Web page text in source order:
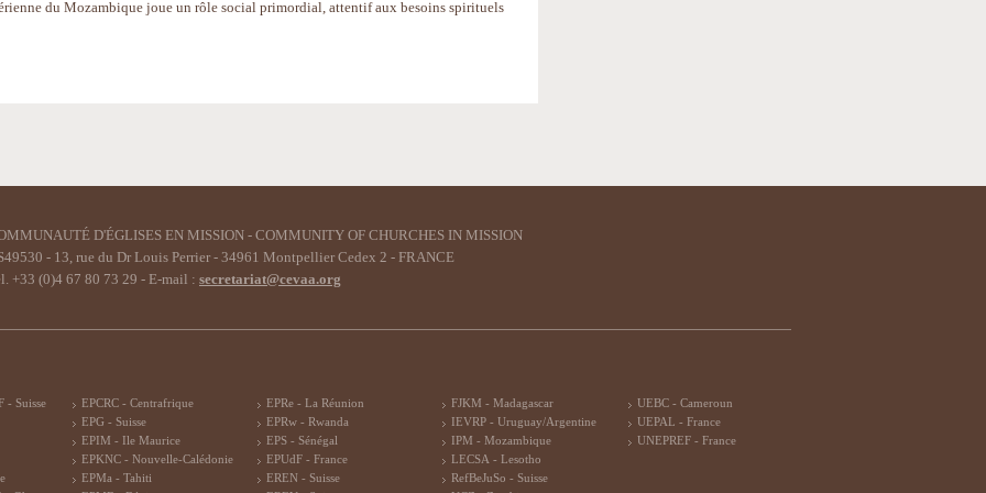
du Mozambique joue un rôle social primordial, attentif aux besoins spirituels
D'ÉGLISES EN MISSION - COMMUNITY OF CHURCHES IN MISSION
- 13, rue du Dr Louis Perrier - 34961 Montpellier Cedex 2 - FRANCE
+33 (0)4 67 80 73 29 - E-mail : secretariat@cevaa.org
- Suisse
EPCRC - Centrafrique
EPG - Suisse
EPIM - Ile Maurice
EPKNC - Nouvelle-Calédonie
EPMa - Tahiti
EPRe - La Réunion
EPRw - Rwanda
EPS - Sénégal
EPUdF - France
EREN - Suisse
FJKM - Madagascar
IEVRP - Uruguay/Argentine
IPM - Mozambique
LECSA - Lesotho
RefBeJuSo - Suisse
UEBC - Cameroun
UEPAL - France
UNEPREF - France